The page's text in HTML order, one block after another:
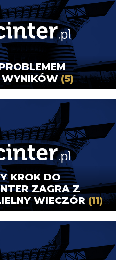
WYNIKÓW (5)
KROK DO
ZAGRA Z
WIECZÓR(11)